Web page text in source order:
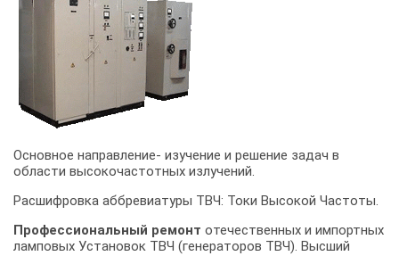
Основное направление- изучение и решение задач в
области высокочастотных излучений.
Расшифровка аббревиатуры ТВЧ: Токи Высокой Частоты.
Профессиональный ремонт отечественных и импортных
ламповых Установок ТВЧ (генераторов ТВЧ). Высший